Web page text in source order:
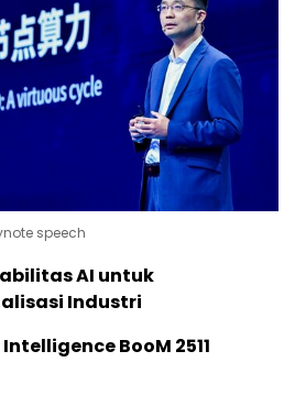
speech
AI untuk
Industri
Intelligence BooM 2511